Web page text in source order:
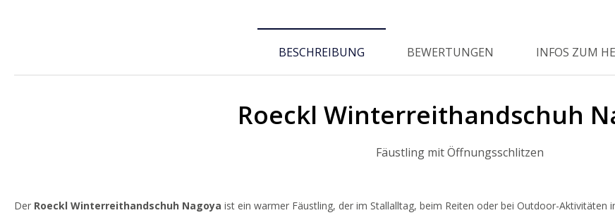
BESCHREIBUNG BEWERTUNGEN INFOS ZUM
Roeckl Winterreithandschuh
Fäustling mit Öffnungsschlitzen
Der Roeckl Winterreithandschuh Nagoya ist ein warmer Fäustling, der im Stallalltag, beim Reiten oder bei Outdoor-Aktivitäten